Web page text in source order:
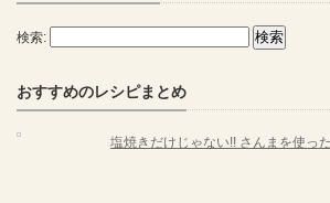
検索:
おすすめのレシピまとめ
塩焼きだけじゃない!! さんまを使っ